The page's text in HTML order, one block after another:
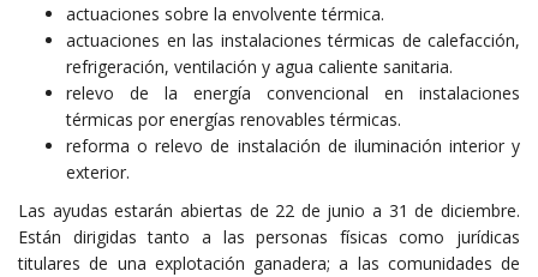
actuaciones sobre la envolvente térmica.
actuaciones en las instalaciones térmicas de calefacción,
refrigeración, ventilación y agua caliente sanitaria.
relevo de la energía convencional en instalaciones
térmicas por energías renovables térmicas.
reforma o relevo de instalación de iluminación interior y
exterior.
Las ayudas estarán abiertas de 22 de junio a 31 de diciembre.
Están dirigidas tanto a las personas físicas como jurídicas
titulares de una explotación ganadera; a las comunidades de